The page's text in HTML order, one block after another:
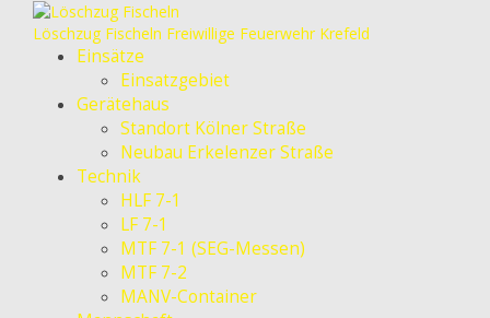
Löschzug Fischeln Freiwillige Feuerwehr Krefeld
Einsätze
Einsatzgebiet
Gerätehaus
Standort Kölner Straße
Neubau Erkelenzer Straße
Technik
HLF 7-1
LF 7-1
MTF 7-1 (SEG-Messen)
MTF 7-2
MANV-Container